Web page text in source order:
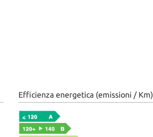
Efficienza energetica (emissioni / Km)